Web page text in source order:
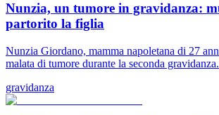
Nunzia, un tumore in gravidanza:
partorito la figlia
Nunzia Giordano, mamma napoletana di 27
malata di tumore durante la seconda
gravidanza